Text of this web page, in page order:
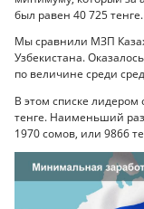
был равен 40 725 тенге.
Мы сравнили МЗП
Узбекистана.
по величине среди
В этом списке лидером
тенге. Наименьший
1970 сомов, или 9866